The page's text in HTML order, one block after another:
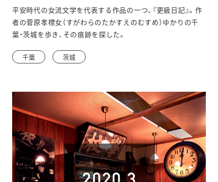
平安時代の女流文学を代表する作品の一つ、『更級日記』。作
者の菅原孝標女（すがわらのたかすえのむすめ）ゆかりの千
葉・茨城を歩き、その痕跡を探した。
千葉 茨城